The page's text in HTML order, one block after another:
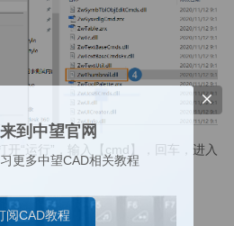
“运行”，输入【cmd】，回车，进入
到中望官网
更多中望CAD相关教程
阅CAD教程